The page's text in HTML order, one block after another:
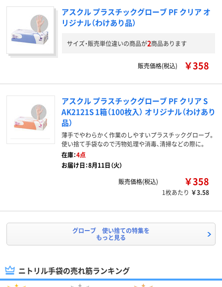
アスクル プラスチックグローブ PF クリア オ
リジナル（わけあり品）
サイズ・販売単位違いの商品が2商品あります
販売価格(税込) ￥358
アスクル プラスチックグローブ PF クリア S
AK2121S 1箱（100枚入） オリジナル（わけあり
品）
薄手でやわらかく作業のしやすいプラスチックグローブ。
使い捨て手袋なので汚物処理や消毒、清掃などの際に。
在庫：4点
お届け日：8月11日（火）
販売価格(税込)
￥358
1枚あたり ￥3.58
グローブ 使い捨ての特集を
もっと見る
ニトリル手袋の売れ筋ランキング